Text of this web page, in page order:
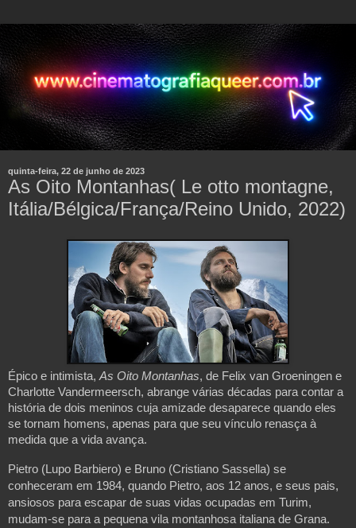
quinta-feira, 22 de junho de 2023
As Oito Montanhas( Le otto montagne,
Itália/Bélgica/França/Reino Unido, 2022)
Épico e intimista, As Oito Montanhas, de Felix van Groeningen e
Charlotte Vandermeersch, abrange várias décadas para contar a
história de dois meninos cuja amizade desaparece quando eles
se tornam homens, apenas para que seu vínculo renasça à
medida que a vida avança.
Pietro (Lupo Barbiero) e Bruno (Cristiano Sassella) se
conheceram em 1984, quando Pietro, aos 12 anos, e seus pais,
ansiosos para escapar de suas vidas ocupadas em Turim,
mudam-se para a pequena vila montanhosa italiana de Grana.